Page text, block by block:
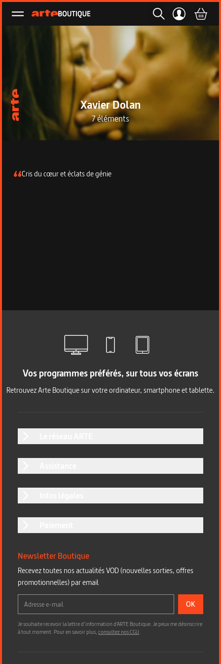
Ouvrir le menu
Xavier Dolan
7 éléments
Description de la collection
Cris du cœur et éclats de génie
Vos programmes préférés, sur tous vos écrans
Retrouvez Arte Boutique sur votre ordinateur, smartphone et tablette.
Newsletter Boutique
Recevez toutes nos actualités VOD (nouvelles sorties, offres
promotionnelles) par email
OK
Je souhaite recevoir la lettre d’information d'ARTE Boutique. Je peux me désinscrire
à tout moment. Pour en savoir plus,consultez nos CGU.